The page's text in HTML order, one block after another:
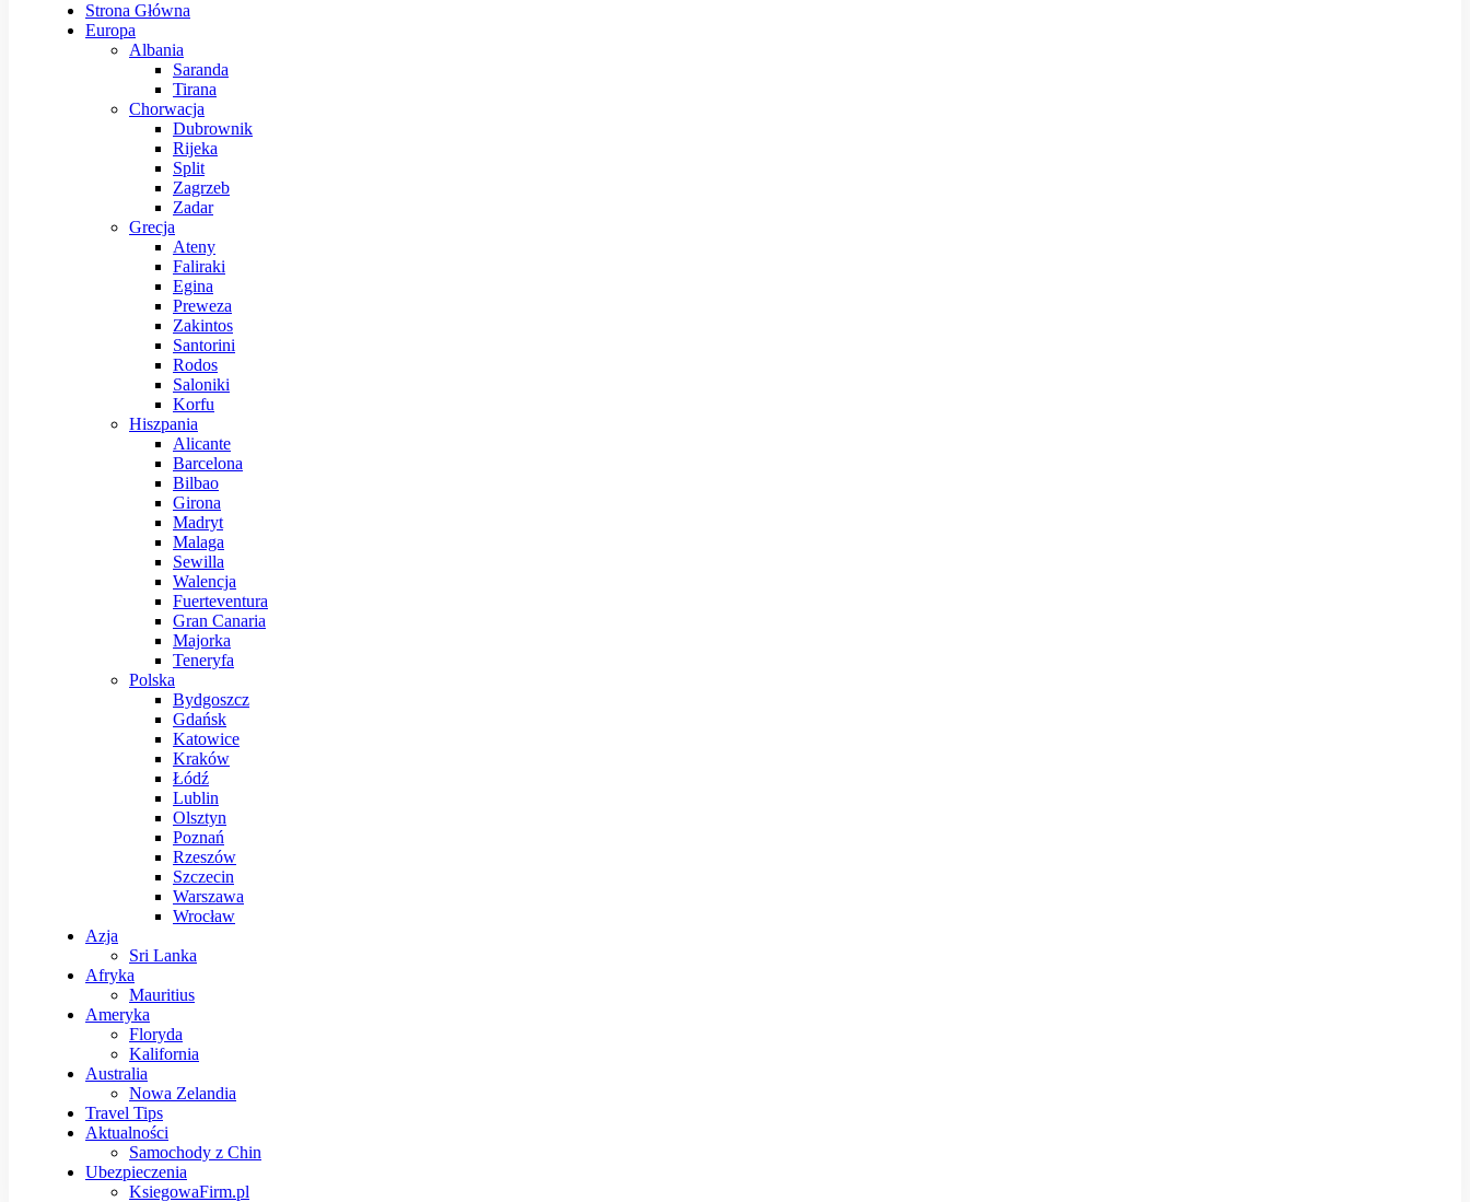
Strona Główna
Europa
Albania
Saranda
Tirana
Chorwacja
Dubrownik
Rijeka
Split
Zagrzeb
Zadar
Grecja
Ateny
Faliraki
Egina
Preweza
Zakintos
Santorini
Rodos
Saloniki
Korfu
Hiszpania
Alicante
Barcelona
Bilbao
Girona
Madryt
Malaga
Sewilla
Walencja
Fuerteventura
Gran Canaria
Majorka
Teneryfa
Polska
Bydgoszcz
Gdańsk
Katowice
Kraków
Łódź
Lublin
Olsztyn
Poznań
Rzeszów
Szczecin
Warszawa
Wrocław
Azja
Sri Lanka
Afryka
Mauritius
Ameryka
Floryda
Kalifornia
Australia
Nowa Zelandia
Travel Tips
Aktualności
Samochody z Chin
Ubezpieczenia
KsiegowaFirm.pl